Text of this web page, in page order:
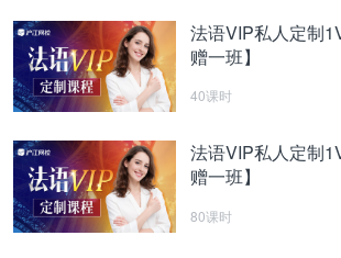
法语VIP私人定制
赠一班】
40课时
法语VIP私人定制
赠一班】
80课时